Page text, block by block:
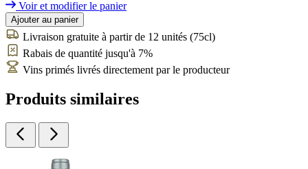
Voir et modifier le panier
Ajouter au panier
Livraison gratuite à partir de 12 unités (75cl)
Rabais de quantité jusqu'à 7%
Vins primés livrés directement par le producteur
Produits similaires